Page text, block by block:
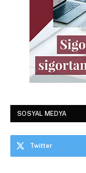
SOSYAL MEDYA
Twitter